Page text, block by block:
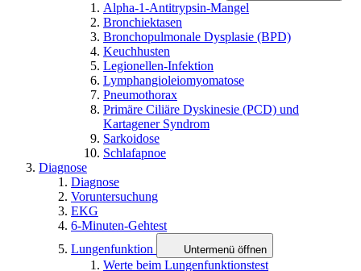
Alpha-1-Antitrypsin-Mangel
Bronchiektasen
Bronchopulmonale Dysplasie (BPD)
Keuchhusten
Legionellen-Infektion
Lymphangioleiomyomatose
Pneumothorax
Primäre Ciliäre Dyskinesie (PCD) und
Kartagener Syndrom
Sarkoidose
Schlafapnoe
Diagnose
Diagnose
Voruntersuchung
EKG
6-Minuten-Gehtest
Lungenfunktion
Untermenü öffnen
Werte beim Lungenfunktionstest